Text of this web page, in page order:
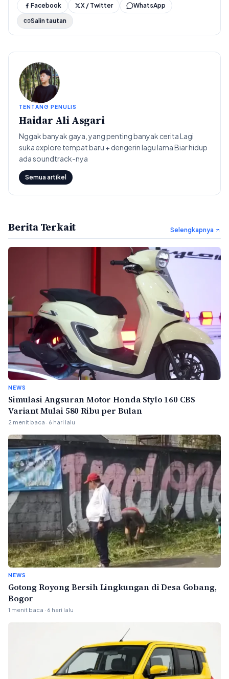
Facebook X / Twitter
WhatsApp
Salin tautan
TENTANG PENULIS
Haidar Ali Asgari
Nggak banyak gaya, yang penting banyak cerita Lagi
suka explore tempat baru + dengerin lagu lama Biar hidup
ada soundtrack-nya
Semua artikel
Berita Terkait Selengkapnya
NEWS
Simulasi Angsuran Motor Honda Stylo 160 CBS
Variant Mulai 580 Ribu per Bulan
2 menit baca · 6 hari lalu
NEWS
Gotong Royong Bersih Lingkungan di Desa Gobang,
Bogor
1 menit baca · 6 hari lalu